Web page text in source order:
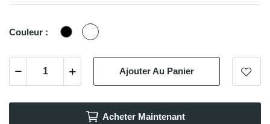
Couleur : Noir Blanc
Ajouter Au Panier
Acheter Maintenant